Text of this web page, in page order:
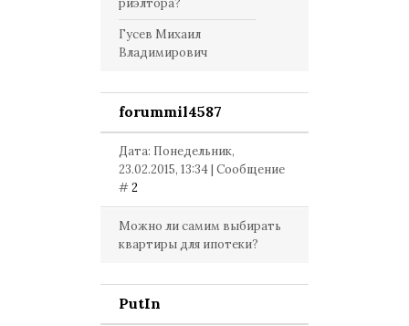
риэлтора?
Гусев Михаил
Владимирович
forummil4587
Дата: Понедельник,
23.02.2015, 13:34 | Сообщение
#2
Можно ли самим выбирать
квартиры для ипотеки?
PutIn